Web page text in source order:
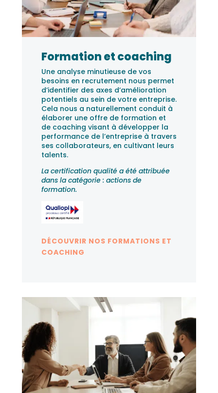
Formation et coaching
Une analyse minutieuse de vos
besoins en recrutement nous permet
d’identifier des axes d’amélioration
potentiels au sein de votre entreprise.
Cela nous a naturellement conduit à
élaborer une offre de formation et
de coaching visant à développer la
performance de l’entreprise à travers
ses collaborateurs, en cultivant leurs
talents.
La certification qualité a été attribuée
dans la catégorie : actions de
formation.
DÉCOUVRIR NOS FORMATIONS ET
COACHING